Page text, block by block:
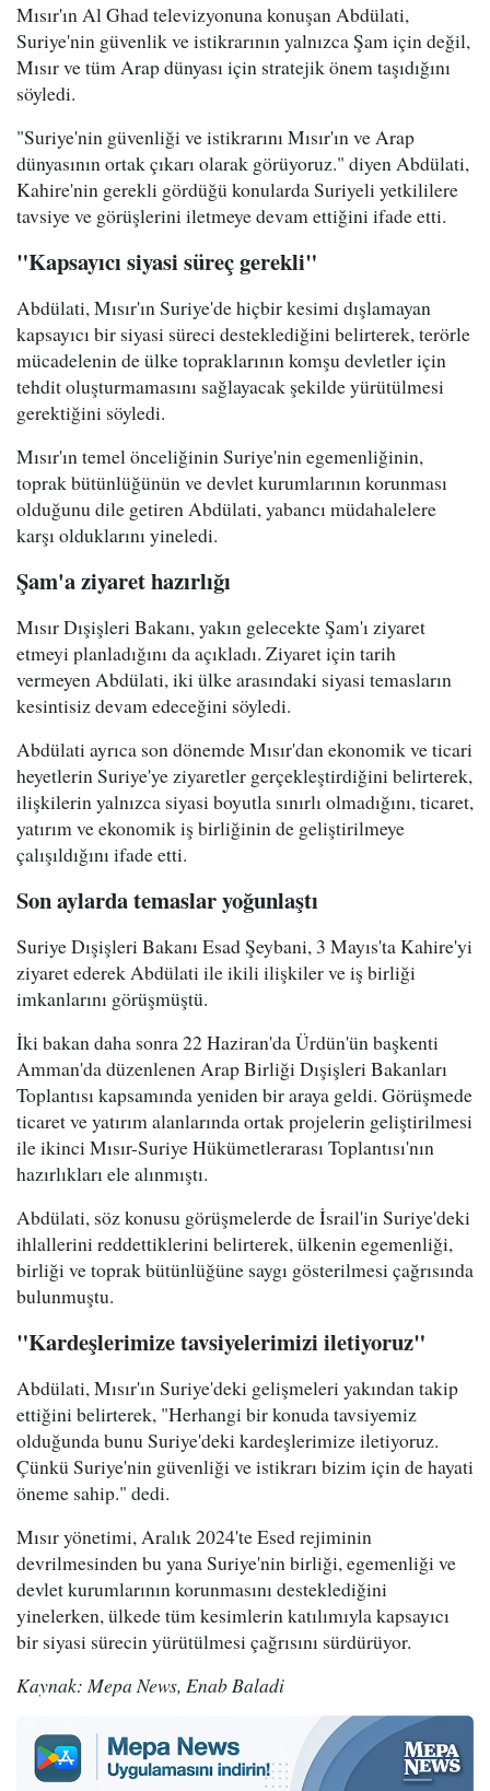
Mısır'ın Al Ghad televizyonuna konuşan Abdülati,
Suriye'nin güvenlik ve istikrarının yalnızca Şam için değil,
Mısır ve tüm Arap dünyası için stratejik önem taşıdığını
söyledi.
"Suriye'nin güvenliği ve istikrarını Mısır'ın ve Arap
dünyasının ortak çıkarı olarak görüyoruz." diyen Abdülati,
Kahire'nin gerekli gördüğü konularda Suriyeli yetkililere
tavsiye ve görüşlerini iletmeye devam ettiğini ifade etti.
"Kapsayıcı siyasi süreç gerekli"
Abdülati, Mısır'ın Suriye'de hiçbir kesimi dışlamayan
kapsayıcı bir siyasi süreci desteklediğini belirterek, terörle
mücadelenin de ülke topraklarının komşu devletler için
tehdit oluşturmamasını sağlayacak şekilde yürütülmesi
gerektiğini söyledi.
Mısır'ın temel önceliğinin Suriye'nin egemenliğinin,
toprak bütünlüğünün ve devlet kurumlarının korunması
olduğunu dile getiren Abdülati, yabancı müdahalelere
karşı olduklarını yineledi.
Şam'a ziyaret hazırlığı
Mısır Dışişleri Bakanı, yakın gelecekte Şam'ı ziyaret
etmeyi planladığını da açıkladı. Ziyaret için tarih
vermeyen Abdülati, iki ülke arasındaki siyasi temasların
kesintisiz devam edeceğini söyledi.
Abdülati ayrıca son dönemde Mısır'dan ekonomik ve ticari
heyetlerin Suriye'ye ziyaretler gerçekleştirdiğini belirterek,
ilişkilerin yalnızca siyasi boyutla sınırlı olmadığını, ticaret,
yatırım ve ekonomik iş birliğinin de geliştirilmeye
çalışıldığını ifade etti.
Son aylarda temaslar yoğunlaştı
Suriye Dışişleri Bakanı Esad Şeybani, 3 Mayıs'ta Kahire'yi
ziyaret ederek Abdülati ile ikili ilişkiler ve iş birliği
imkanlarını görüşmüştü.
İki bakan daha sonra 22 Haziran'da Ürdün'ün başkenti
Amman'da düzenlenen Arap Birliği Dışişleri Bakanları
Toplantısı kapsamında yeniden bir araya geldi. Görüşmede
ticaret ve yatırım alanlarında ortak projelerin geliştirilmesi
ile ikinci Mısır-Suriye Hükümetlerarası Toplantısı'nın
hazırlıkları ele alınmıştı.
Abdülati, söz konusu görüşmelerde de İsrail'in Suriye'deki
ihlallerini reddettiklerini belirterek, ülkenin egemenliği,
birliği ve toprak bütünlüğüne saygı gösterilmesi çağrısında
bulunmuştu.
"Kardeşlerimize tavsiyelerimizi iletiyoruz"
Abdülati, Mısır'ın Suriye'deki gelişmeleri yakından takip
ettiğini belirterek, "Herhangi bir konuda tavsiyemiz
olduğunda bunu Suriye'deki kardeşlerimize iletiyoruz.
Çünkü Suriye'nin güvenliği ve istikrarı bizim için de hayati
öneme sahip." dedi.
Mısır yönetimi, Aralık 2024'te Esed rejiminin
devrilmesinden bu yana Suriye'nin birliği, egemenliği ve
devlet kurumlarının korunmasını desteklediğini
yinelerken, ülkede tüm kesimlerin katılımıyla kapsayıcı
bir siyasi sürecin yürütülmesi çağrısını sürdürüyor.
Kaynak: Mepa News, Enab Baladi